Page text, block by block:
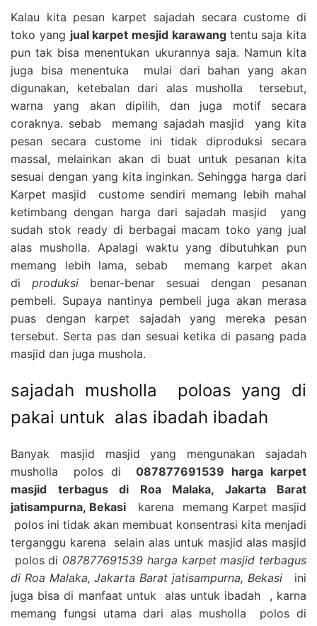
Kalau kita pesan karpet sajadah secara custome di
toko yang jual karpet mesjid karawang tentu saja kita
pun tak bisa menentukan ukurannya saja. Namun kita
juga bisa menentuka mulai dari bahan yang akan
digunakan, ketebalan dari alas musholla tersebut,
warna yang akan dipilih, dan juga motif secara
coraknya. sebab memang sajadah masjid yang kita
pesan secara custome ini tidak diproduksi secara
massal, melainkan akan di buat untuk pesanan kita
sesuai dengan yang kita inginkan. Sehingga harga dari
Karpet masjid custome sendiri memang lebih mahal
ketimbang dengan harga dari sajadah masjid yang
sudah stok ready di berbagai macam toko yang jual
alas musholla. Apalagi waktu yang dibutuhkan pun
memang lebih lama, sebab memang karpet akan
di produksi benar-benar sesuai dengan pesanan
pembeli. Supaya nantinya pembeli juga akan merasa
puas dengan karpet sajadah yang mereka pesan
tersebut. Serta pas dan sesuai ketika di pasang pada
masjid dan juga mushola.
sajadah musholla poloas yang di
pakai untuk alas ibadah ibadah
Banyak masjid masjid yang mengunakan sajadah
musholla polos di087877691539 harga karpet
masjid terbagus di Roa Malaka, Jakarta Barat
jatisampurna, Bekasikarena memang Karpet masjid
polos ini tidak akan membuat konsentrasi kita menjadi
terganggu karena selain alas untuk masjid alas masjid
polos di 087877691539 harga karpet masjid terbagus
di Roa Malaka, Jakarta Barat jatisampurna, Bekasi ini
juga bisa di manfaat untuk alas untuk ibadah , karna
memang fungsi utama dari alas musholla polos di